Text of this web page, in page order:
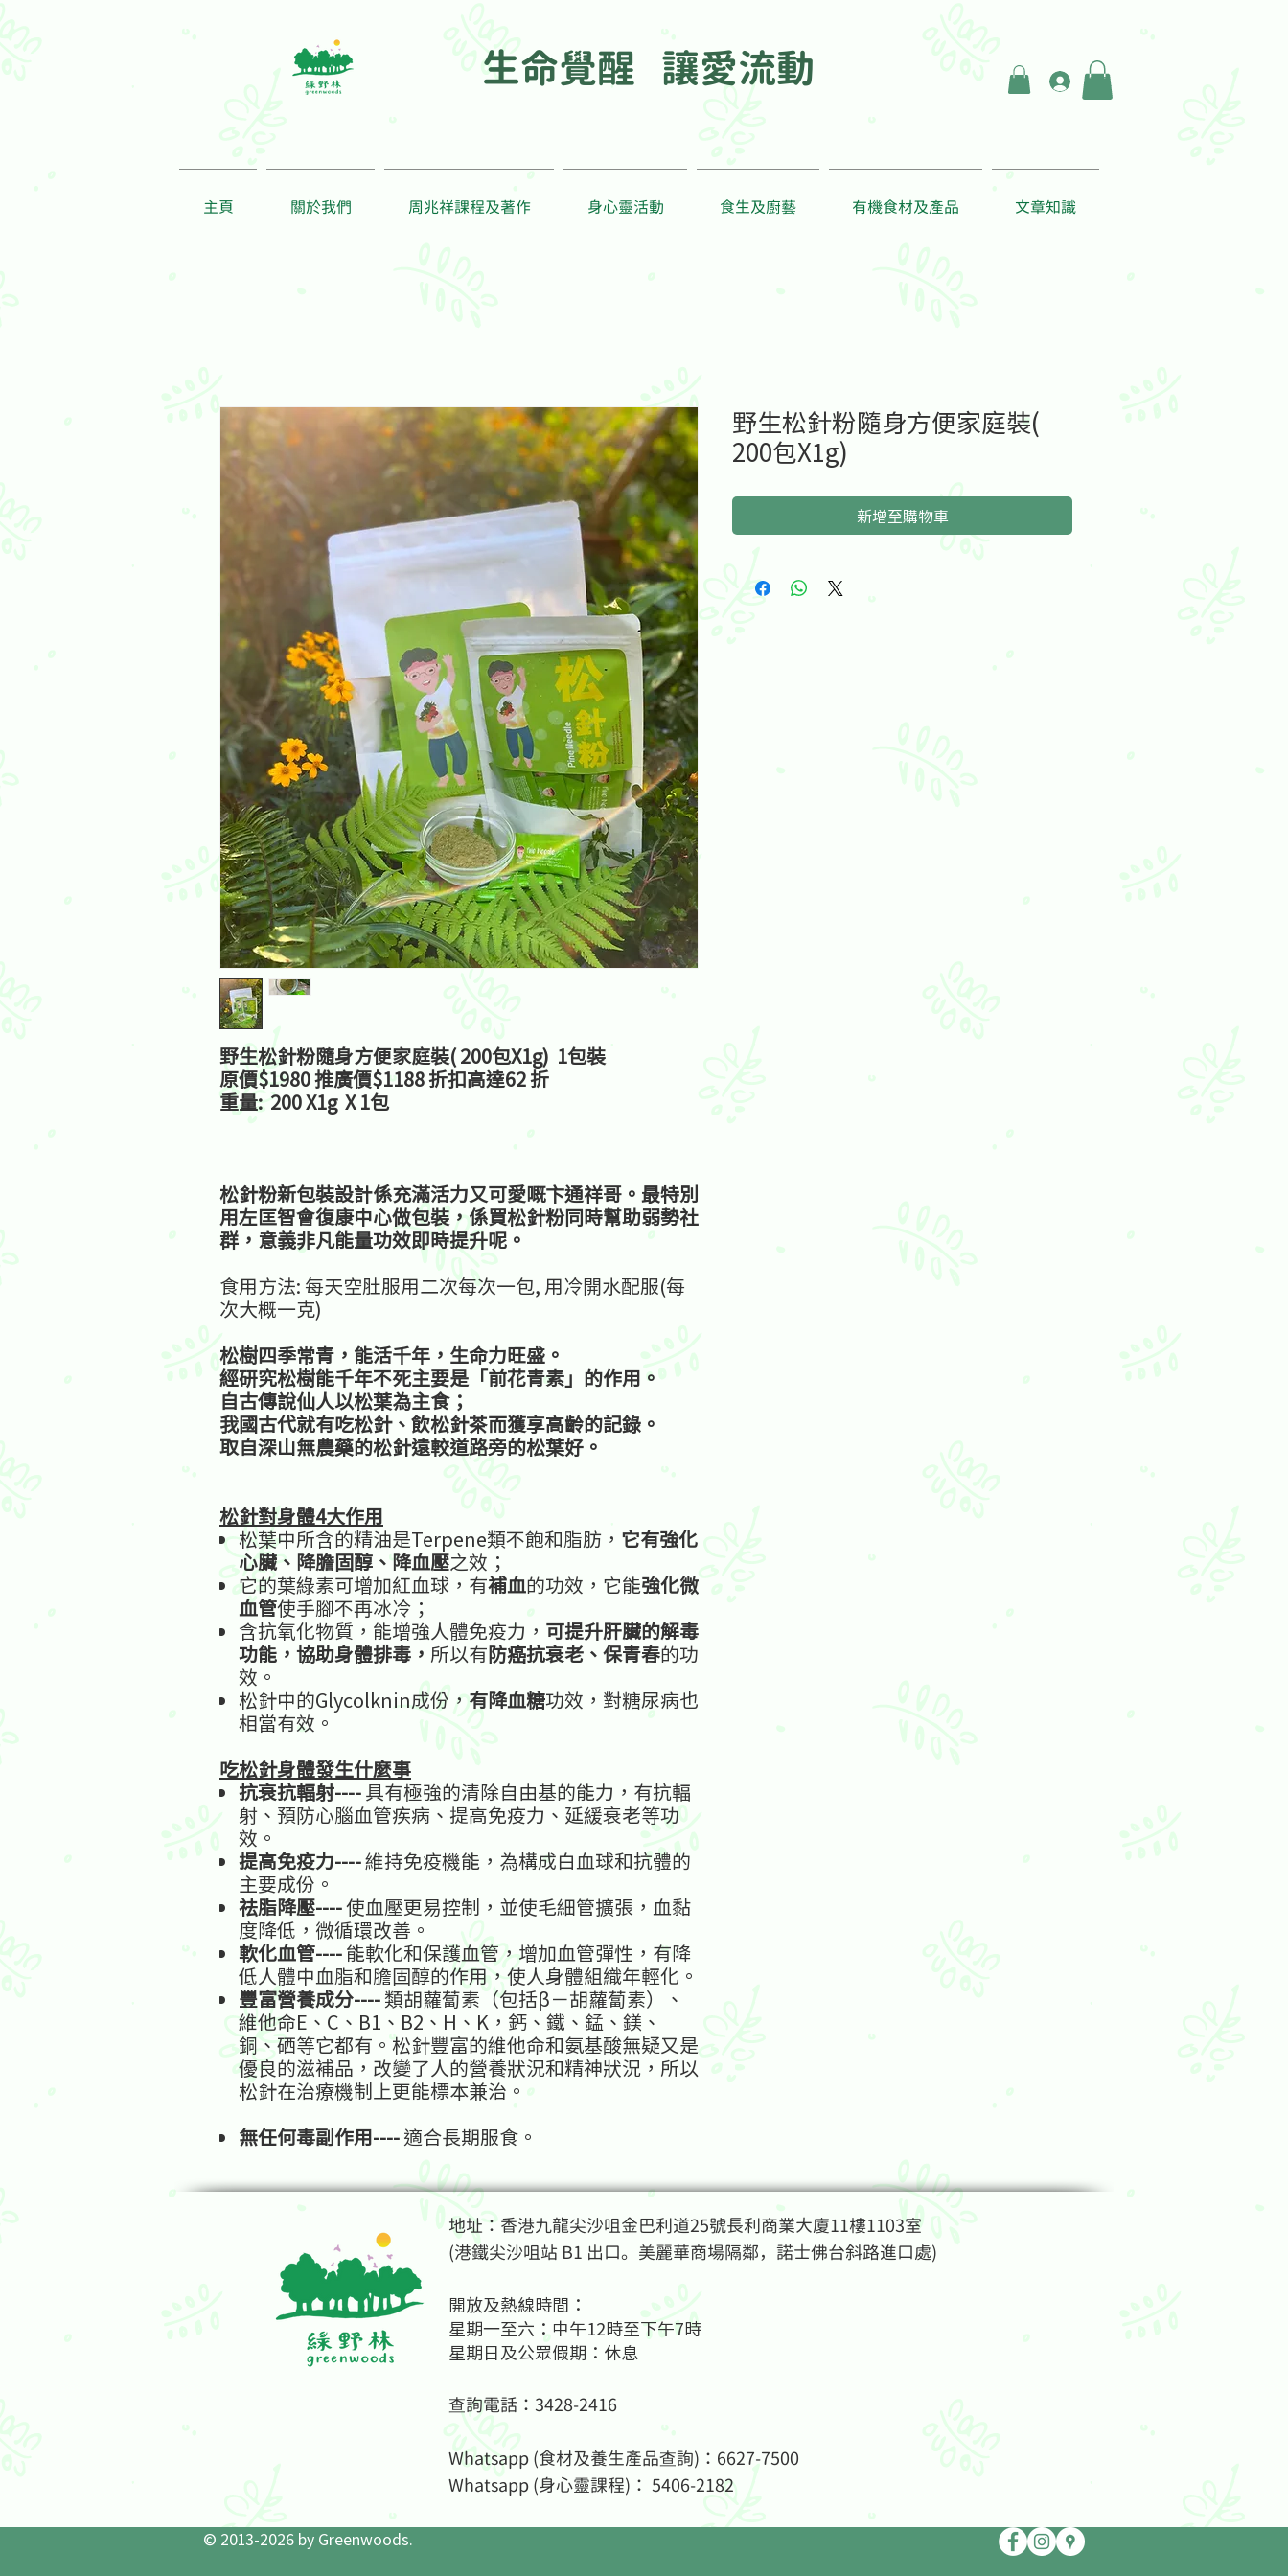
生命覺醒 讓愛流動 登入
主頁 關於我們 周兆祥課程及著作 身心靈活動 食生及廚藝 有機食材及產品 文章知識
野生松針粉隨身方便家庭裝( 200包X1g) 1包裝
原價$1980 推廣價$1188 折扣高達62 折
重量: 200 X1g X 1包
松針粉新包裝設計係充滿活力又可愛嘅卞通祥哥。最特別
用左匡智會復康中心做包裝，係買松針粉同時幫助弱勢社
群，意義非凡能量功效即時提升呢。
食用方法: 每天空肚服用二次每次一包, 用冷開水配服(每
次大概一克)
松樹四季常青，能活千年，生命力旺盛。
經研究松樹能千年不死主要是「前花青素」的作用。
自古傳說仙人以松葉為主食；
我國古代就有吃松針、飲松針茶而獲享高齡的記錄。
取自深山無農藥的松針遠較道路旁的松葉好。
松針對身體4大作用
松葉中所含的精油是Terpene類不飽和脂肪， 它有強化
心臟、降膽固醇、降血壓之效；
它的葉綠素可增加紅血球，有補血的功效，它能強化微
血管使手腳不再冰冷；
含抗氧化物質，能增強人體免疫力， 可提升肝臟的解毒
功能，協助身體排毒， 所以有防癌抗衰老、保青春的功
效。
松針中的Glycolknin成份， 有降血糖功效，對糖尿病也
相當有效。
吃松針身體發生什麼事
抗衰抗輻射----具有極強的清除自由基的能力，有抗輻
射、預防心腦血管疾病、提高免疫力、延緩衰老等功
效。
提高免疫力----維持免疫機能，為構成白血球和抗體的
主要成份。
祛脂降壓----使血壓更易控制，並使毛細管擴張，血黏
度降低，微循環改善。
軟化血管----能軟化和保護血管，增加血管彈性，有降
低人體中血脂和膽固醇的作用，使人身體組織年輕化。
豐富營養成分----類胡蘿蔔素（包括β－胡蘿蔔素）、
維他命E、C、B1、B2、H、K，鈣、鐵、錳、鎂、
銅、硒等它都有。松針豐富的維他命和氨基酸無疑又是
優良的滋補品，改變了人的營養狀況和精神狀況，所以
松針在治療機制上更能標本兼治。
無任何毒副作用----適合長期服食。
野生松針粉隨身方便家庭裝(
200包X1g)
新增至購物車
地址：香港九龍尖沙咀金巴利道25號長利商業大廈11樓1103室
(港鐵尖沙咀站 B1 出口。美麗華商場隔鄰，諾士佛台斜路進口處)
開放及熱線時間：
星期一至六：中午12時至下午7時
星期日及公眾假期：休息
查詢電話：3428-2416
Whatsapp (食材及養生產品查詢)：6627-7500
Whatsapp (身心靈課程)： 5406-2182
© 2013-2026 by Greenwoods.